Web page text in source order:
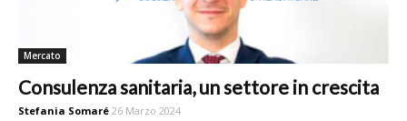
Mercato
Consulenza sanitaria, un settore in crescita
Stefania Somaré 26 Marzo 2024